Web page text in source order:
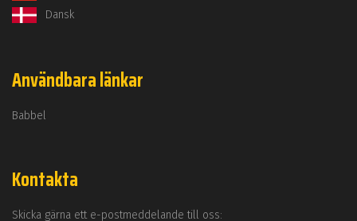
Dansk
Användbara länkar
Babbel
Kontakta
Skicka gärna ett e-postmeddelande till oss: